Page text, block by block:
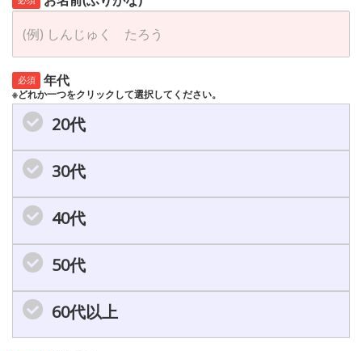
必須 年代
※どれか一つをクリックして選択してください。
20代
30代
40代
50代
60代以上